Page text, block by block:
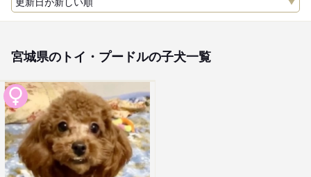
宮城県のトイ・プードルの子犬一覧